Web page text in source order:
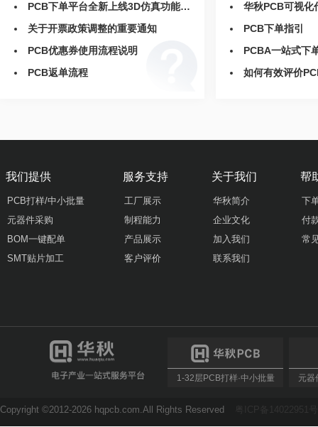
PCB下单平台全新上线3D仿真功能，让设计检查从未如此直观
关于开票政策调整的重要通知
PCB优惠券使用流程说明
PCB返单流程
华秋PCB可视化
PCB下单指引
PCBA一站式下
如何有效评价
我们提供
PCB打样/中小批量
元器件采购
BOM一键配单
SMT贴片加工
服务支持
工厂展示
制程能力
产品展示
客户评价
关于我们
华秋简介
企业文化
加入我们
联系我们
帮
下
付
常
1-32层PCB打样·中小批量 元器
Copyright ©2012-2026 hqpcb.com.All Rights Reserved